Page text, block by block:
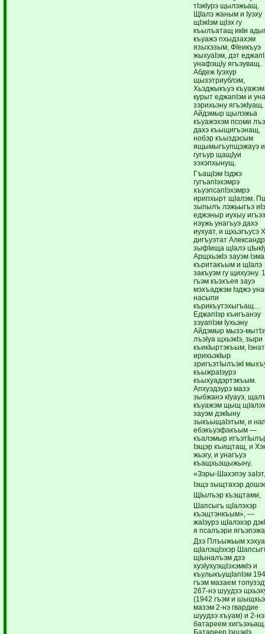
тIэкIурэ щылэжьащ.
ЩIалэ жаным и Iуэху
щIэкIэм щIэх гу
къылъатащ икIи
къуажэ пхыдзахэм
языхэзым, ФIеикъуэ
жыхуаIэм, дэт
унафэщIу ягъэуващ.
Абдеж Iуэхур
щызэтриублэм,
Хьэджыкъуэ
курыт еджапIэм и
зэрихьэну ягъэкIуащ.
Айдэмыр щылэжьа
къуажэхэм псоми
дахэ къыщигъэнащ,
нобэр къыздэсым
ящымыгъупщэжауэ и
гугъур щащIуи
зэхэпхынущ.
ГъащIэм Iэджэ
гугъапIэхэмрэ
хъуэпсапIэхэмрэ
ирипхырт щIалэм.
зыпылъ лэжьыгъэ
еджэныр иухыу
нэужь унагъуэ дахэ
иухуат, и щхьэгъусэ
дигъуэтат Александр
зыфIища щIалэ
АрщхьэкIэ зауэм
къритакъым и щIалэ
закъуэм гу щихуэну.
гъэм къэхъея зауэ
мэхъаджэм Iэджэ
насыпи
кърикъутэхыгъащ…
ЕджапIэр къигъанэу
зэуапIэм Iухьэну
Айдэмыр мызэ-
лъэIуа щхьэкIэ, зыри
къикIыртэкъым,
ирихьэкIыр
зригъэтIылъэкI
къыжраIэурэ
къыхуадэртэкъым.
Апхуэдэурэ мазэ
зыбжанэ кIуауэ,
къуажэм щыщ
зауэм дэкIыну
зыкъыщаIэтым, и
ебэкъуэфакъым —
къалэмыр
Iэщэр къищтащ, и
жьэгу, и унагъуэ
къащхьэщыжыну.
«Зэры-Шахэпэу
Iэщэ зыщтахэр
ЩIылъэр къэщтами,
Шапсыгъ щIалэхэр
къэщтэнкъым», —
жаIэурэ щIалэхэр
я псалъэри
Дзэ Плъыжьым хэхуа
щIалэщIэхэр
щIыналъэм дзэ
хуэIухуэщIэхэмкIэ и
къулыкъущIапIэм
гъэм мазаем
267-нэ шуудзэ
(1942 гъэм и
мазэм 2-нэ гвардие
шуудзэ хъуам) и 2-нэ
батареем
Батареер IэщэкIэ